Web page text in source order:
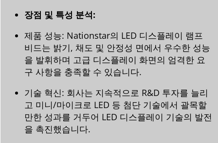
장점 및 특성 분석:
제품 성능: Nationstar의 LED 디스플레이 램프
비드는 밝기, 채도 및 안정성 면에서 우수한 성능
을 발휘하며 고급 디스플레이 화면의 엄격한 요
구 사항을 충족할 수 있습니다.
기술 혁신: 회사는 지속적으로 R&D 투자를 늘리
고 미니/마이크로 LED 등 첨단 기술에서 괄목할
만한 성과를 거두어 LED 디스플레이 기술의 발전
을 촉진했습니다.